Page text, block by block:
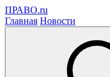
ПРАВО.ru
Главная Новости